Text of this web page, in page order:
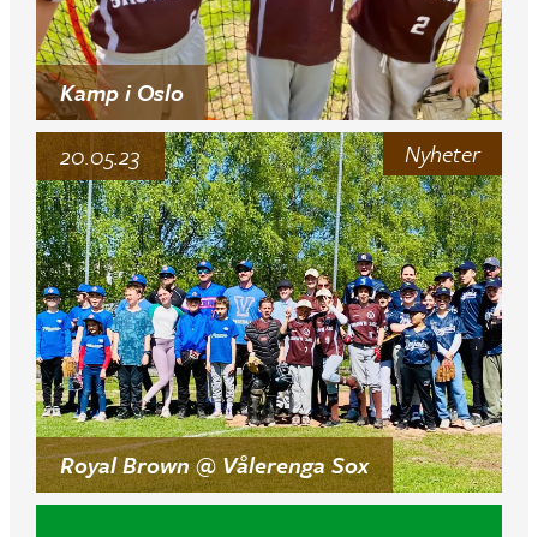
Kamp i Oslo
Nyheter
Royal Brown @ Vålerenga Sox
20.05.23